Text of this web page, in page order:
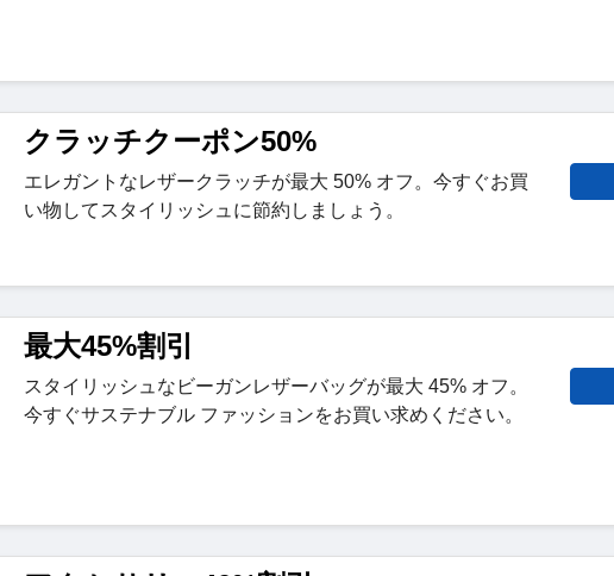
クラッチクーポン50%
エレガントなレザークラッチが最大 50% オフ。今すぐお買
い物してスタイリッシュに節約しましょう。
最大45%割引
スタイリッシュなビーガンレザーバッグが最大 45% オフ。
今すぐサステナブル ファッションをお買い求めください。